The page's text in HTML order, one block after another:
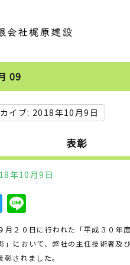
09
イブ: 2018年10月9日
表彰
年10月9日
T
w
it
n
e
月２０日に行われた「平成３０年
」において、弊社の主任技術者及
彰されました。